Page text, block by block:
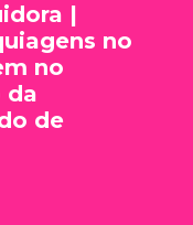
|
no
no
da
de